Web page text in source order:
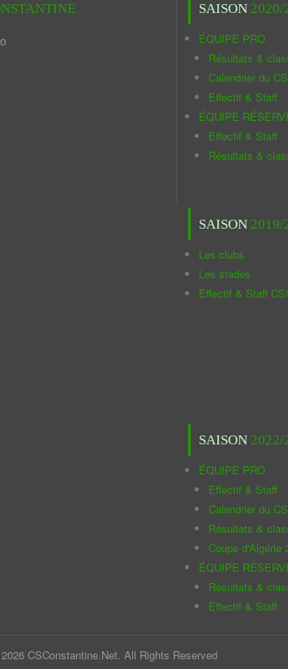
SAISON 2020/
ÉQUIPE PRO
Résultats &
Calendrier du
Effectif & Staff
ÉQUIPE
Effectif & Staff
Résultats &
SAISON 2019/
Les clubs
Les stades
Effectif & Staff
SAISON 2022/
ÉQUIPE PRO
Effectif & Staff
Calendrier du
Résultats &
Coupe d'Algérie
ÉQUIPE
Résultats &
Effectif & Staff
CSConstantine.Net. All Rights Reserved